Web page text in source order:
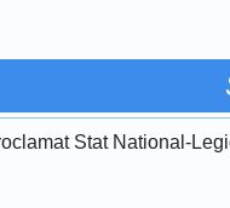
Stat National-